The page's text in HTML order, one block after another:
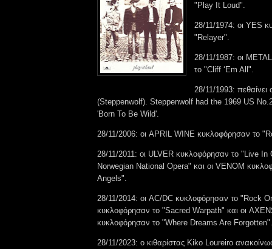
"Play It Loud".
28/11/1974: οι YES
"Relayer".
28/11/1987: οι
το "Cliff ‘Em All".
28/11/1993:
(Steppenwolf). Steppenwolf had the 1969 US
'Born To Be Wild'.
28/11/2006: οι APRIL WINE κυκλοφόρησαν το
28/11/2011: οι ULVER κυκλοφόρησαν το "Live In
Norwegian National Opera" και οι VENOM
Angels".
28/11/2014: οι AC/DC κυκλοφόρησαν το "Rock
κυκλοφόρησαν το "Sacred Warpath" και οι
κυκλοφόρησαν το "Where Dreams Are Forgotten".
28/11/2023: ο κιθαρίστας Kiko Loureiro